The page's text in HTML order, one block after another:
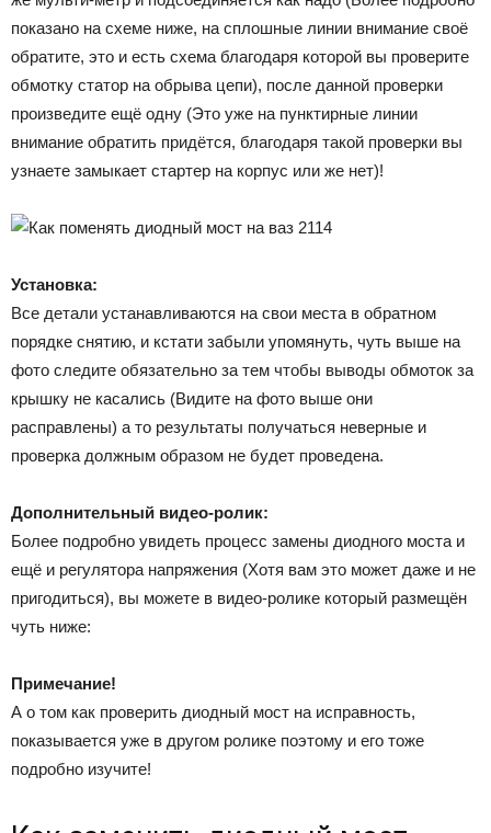
показано на схеме ниже, на сплошные линии внимание своё
обратите, это и есть схема благодаря которой вы проверите
обмотку статор на обрыва цепи), после данной проверки
произведите ещё одну (Это уже на пунктирные линии
внимание обратить придётся, благодаря такой проверки вы
узнаете замыкает стартер на корпус или же нет)!
Установка:
Все детали устанавливаются на свои места в обратном
порядке снятию, и кстати забыли упомянуть, чуть выше на
фото следите обязательно за тем чтобы выводы обмоток за
крышку не касались (Видите на фото выше они
расправлены) а то результаты получаться неверные и
проверка должным образом не будет проведена.
Дополнительный видео-ролик:
Более подробно увидеть процесс замены диодного моста и
ещё и регулятора напряжения (Хотя вам это может даже и не
пригодиться), вы можете в видео-ролике который размещён
чуть ниже:
Примечание!
А о том как проверить диодный мост на исправность,
показывается уже в другом ролике поэтому и его тоже
подробно изучите!